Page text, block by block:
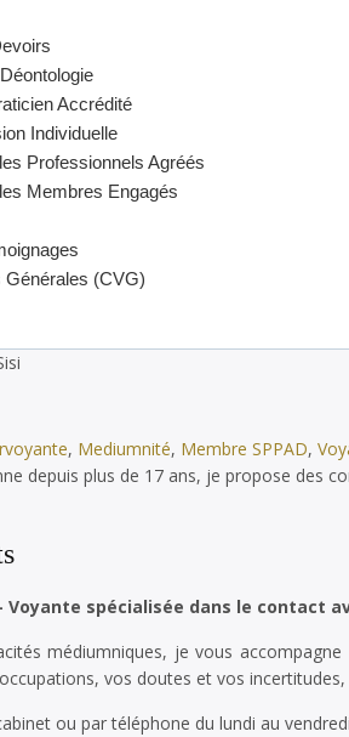
Accrédité
Individuelle
Professionnels Agréés
Membres Engagés
Générales (CVG)
, Mediumnité, Membre SPPAD,
depuis plus de 17 ans, je propose des
Voyante spécialisée dans le contact
médiumniques, je vous
vos doutes et vos
ou par téléphone du lundi au